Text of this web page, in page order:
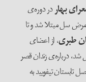
بهاردر دوره‌ی
مرض سل مبتلا شد و تا
طبری، از اعضای
این زندان حبس شد، درباره‌ی زندان قصر
تیفویید به